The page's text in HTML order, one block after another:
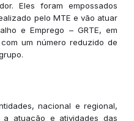
Eles foram empossados
pelo MTE e vão atuar
e Emprego – GRTE, em
um número reduzido de
nacional e regional,
a atuação e atividades das